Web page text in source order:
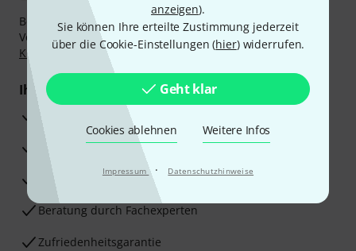
anzeigen).
Sie können Ihre erteilte Zustimmung jederzeit
über die Cookie-Einstellungen (hier) widerrufen.
Geht klar
Cookies ablehnen Weitere Infos
Impressum · Datenschutzhinweise
Bezahlen Sie vertraulich und sicher per Nachnahme,
Vorkasse, PayPal, Amazon Pay,
Klarna Sofort bezahlen
Klarna Ratenzahlungoder Kreditkarte.
Ihre Vorteile
3 Jahre Thomann Garantie
30 Tage Money-Back-Garantie
Reparaturservice
Beratung durch Fachexperten
Zufriedenheitsgarantie